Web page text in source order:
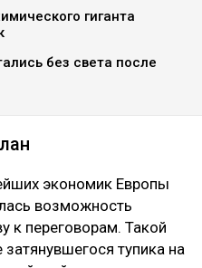
гиганта
без света после
экономик Европы
возможность
к переговорам. Такой
тупика на